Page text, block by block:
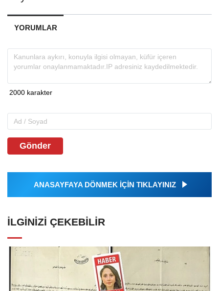
YORUMLAR
Gönder
ANASAYFAYA DÖNMEK İÇİN TIKLAYINIZ
İLGINIZI ÇEKEBILIR